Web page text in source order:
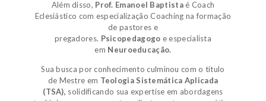
Além disso, Prof. Emanoel Baptistaé Coach
Eclesiástico com especialização Coaching na formação
de pastores e
pregadores. Psicopedagogo e especialista
em Neuroeducação.
Sua busca por conhecimento culminou com o título
de Mestre em Teologia Sistemática Aplicada
(TSA), solidificando sua expertise em abordagens